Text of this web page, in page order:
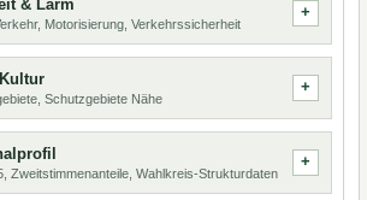
& Lärm
Motorisierung, Verkehrssicherheit
Schutzgebiete Nähe
Zweitstimmenanteile, Wahlkreis-Strukturdaten